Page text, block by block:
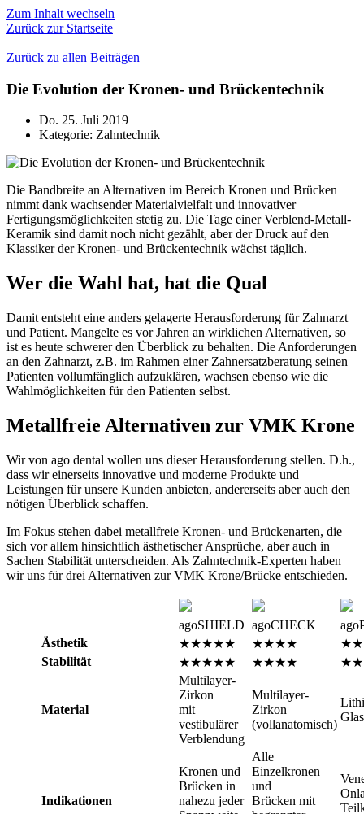
Zum Inhalt wechseln
Zurück zur Startseite
Zurück zu allen Beiträgen
Die Evolution der Kronen- und Brückentechnik
Do. 25. Juli 2019
Kategorie: Zahntechnik
Die Bandbreite an Alternativen im Bereich Kronen und Brücken
nimmt dank wachsender Materialvielfalt und innovativer
Fertigungsmöglichkeiten stetig zu. Die Tage einer Verblend-Metall-
Keramik sind damit noch nicht gezählt, aber der Druck auf den
Klassiker der Kronen- und Brückentechnik wächst täglich.
Wer die Wahl hat, hat die Qual
Damit entsteht eine anders gelagerte Herausforderung für Zahnarzt
und Patient. Mangelte es vor Jahren an wirklichen Alternativen, so
ist es heute schwerer den Überblick zu behalten. Die Anforderungen
an den Zahnarzt, z.B. im Rahmen einer Zahnersatzberatung seinen
Patienten vollumfänglich aufzuklären, wachsen ebenso wie die
Wahlmöglichkeiten für den Patienten selbst.
Metallfreie Alternativen zur VMK Krone
Wir von ago dental wollen uns dieser Herausforderung stellen. D.h.,
dass wir einerseits innovative und moderne Produkte und
Leistungen für unsere Kunden anbieten, andererseits aber auch den
nötigen Überblick schaffen.
Im Fokus stehen dabei metallfreie Kronen- und Brückenarten, die
sich vor allem hinsichtlich ästhetischer Ansprüche, aber auch in
Sachen Stabilität unterscheiden. Als Zahntechnik-Experten haben
wir uns für drei Alternativen zur VMK Krone/Brücke entschieden.
agoSHIELD agoCHECK
Ästhetik
★★★★★ ★★★★
Stabilität
★★★★★ ★★★★
Material
Multilayer-
Zirkon
mit
vestibulärer
Verblendung
Multilayer-
Zirkon
(vollanatomisch)
Indikationen
Kronen und
Brücken in
nahezu jeder
Alle
Einzelkronen
und
Brücken mit